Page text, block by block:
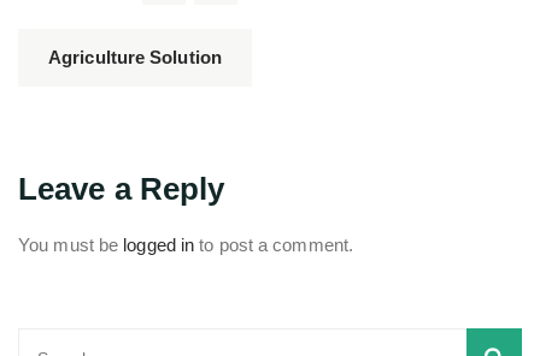
Agriculture Solution
Leave a Reply
You must be logged in to post a comment.